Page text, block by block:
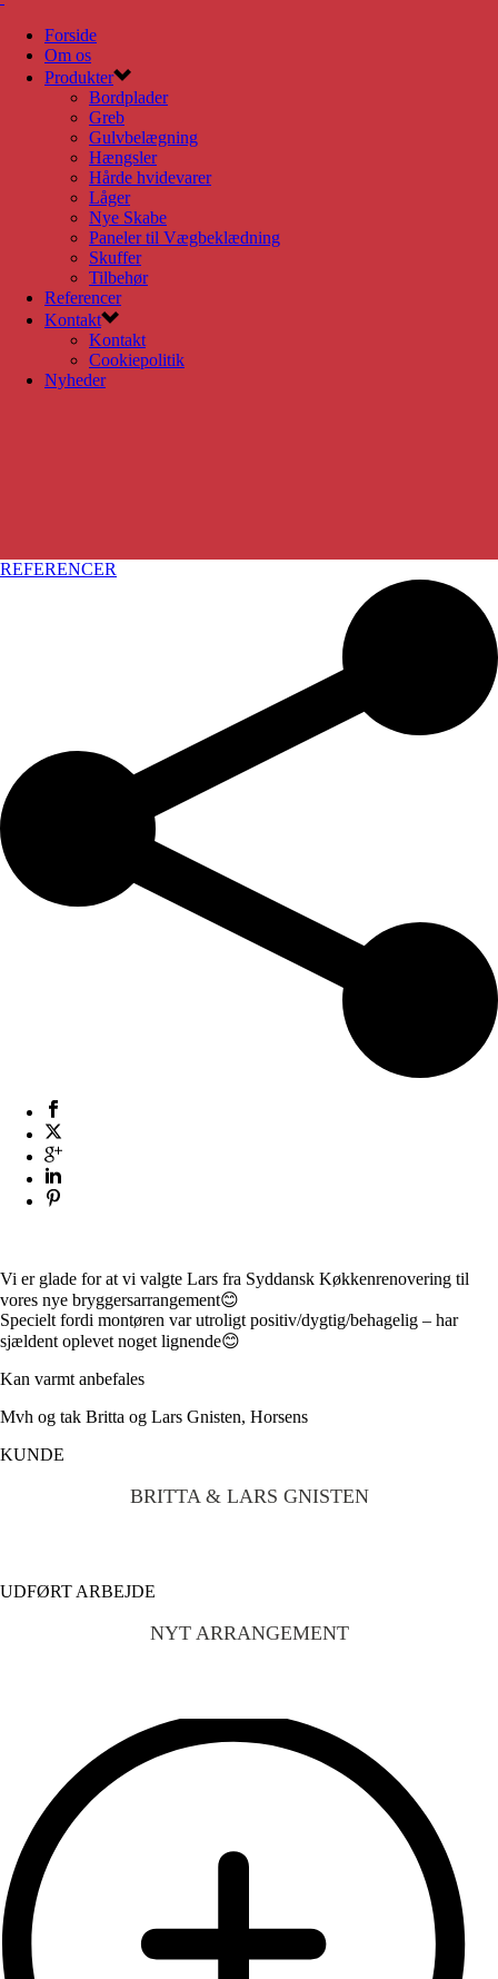
Forside
Om os
Produkter
Bordplader
Greb
Gulvbelægning
Hængsler
Hårde hvidevarer
Låger
Nye Skabe
Paneler til Vægbeklædning
Skuffer
Tilbehør
Referencer
Kontakt
Kontakt
Cookiepolitik
Nyheder
REFERENCER
Vi er glade for at vi valgte Lars fra Syddansk Køkkenrenovering til
vores nye bryggersarrangement😊
Specielt fordi montøren var utroligt positiv/dygtig/behagelig – har
sjældent oplevet noget lignende😊
Kan varmt anbefales
Mvh og tak Britta og Lars Gnisten, Horsens
KUNDE
BRITTA & LARS GNISTEN
UDFØRT ARBEJDE
NYT ARRANGEMENT